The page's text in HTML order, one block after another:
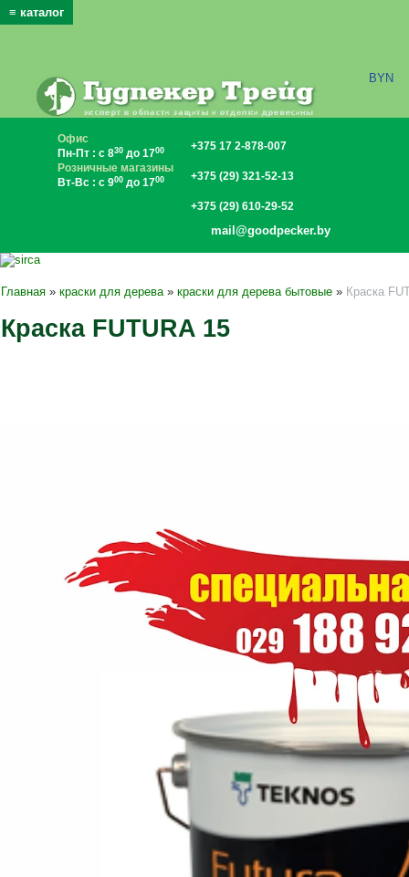
x
≡ каталог
BYN
Офис
Пн-Пт : с 830 до 1700
Розничные магазины
Вт-Вс : с 900 до 1700
+375 17 2-878-007
+375 (29) 321-52-13
+375 (29) 610-29-52
mail@goodpecker.by
Главная » краски для дерева » краски для дерева бытовые » Краска
Краска FUTURA 15